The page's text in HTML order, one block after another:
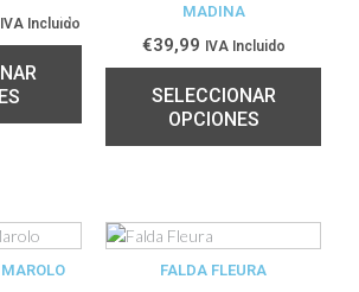
TA!
IVA Incluido
MADINA
€39,99 IVA Incluido
SELECCIONAR
OPCIONES
FALDA FLEURA